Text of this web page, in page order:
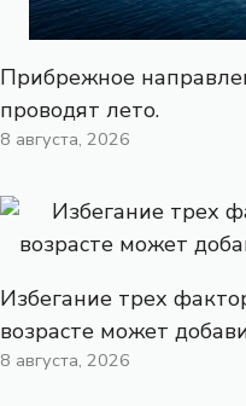
Прибрежное
проводят лето.
8 августа, 2026
Избегание трех
возрасте может
8 августа, 2026